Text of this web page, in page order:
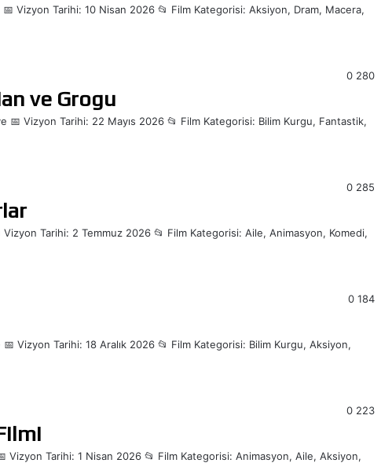
Vizyon Tarihi: 10 Nisan 2026 📂 Film Kategorisi: Aksiyon, Dram, Macera,
0280
ve Grogu
Vizyon Tarihi: 22 Mayıs 2026 📂 Film Kategorisi: Bilim Kurgu, Fantastik,
0285
Tarihi: 2 Temmuz 2026 📂 Film Kategorisi: Aile, Animasyon, Komedi,
0184
Vizyon Tarihi: 18 Aralık 2026 📂 Film Kategorisi: Bilim Kurgu, Aksiyon,
0223
Vizyon Tarihi: 1 Nisan 2026 📂 Film Kategorisi: Animasyon, Aile, Aksiyon,